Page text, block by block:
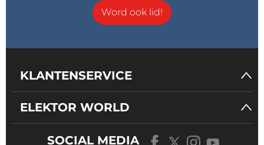
Word ook lid!
KLANTENSERVICE
ELEKTOR WORLD
SOCIAL MEDIA